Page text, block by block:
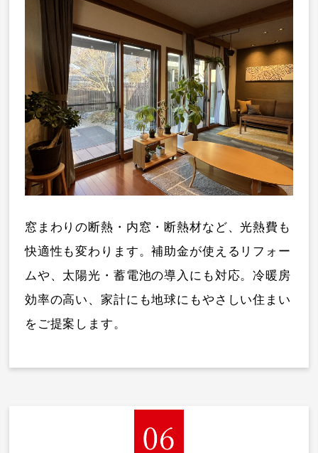
窓まわりの断熱・内窓・断熱材など、光熱費も
快適性も変わります。補助金が使えるリフォー
ムや、太陽光・蓄電池の導入にも対応。冷暖房
効率の高い、家計にも地球にもやさしい住まい
をご提案します。